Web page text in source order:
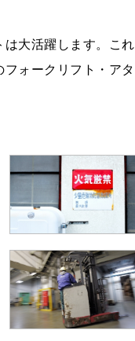
大活躍します。こ
ォークリフト・ア